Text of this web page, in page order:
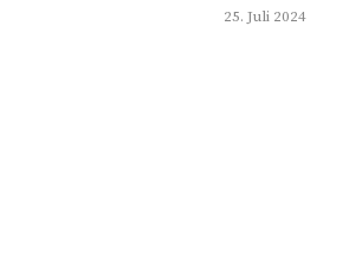
25. Juli 2024